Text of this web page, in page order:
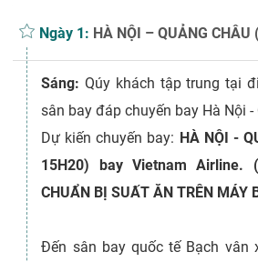
Ngày 1: HÀ NỘI – QUẢNG
Sáng: Qúy khách tập trung tại
sân bay đáp chuyến bay Hà Nội -
Dự kiến chuyến bay: HÀ NỘI -
15H20) bay Vietnam Airline.
CHUẨN BỊ SUẤT ĂN TRÊN MÁY
Đến sân bay quốc tế Bạch vân